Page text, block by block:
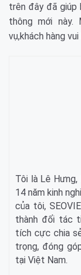
trên đây đã giúp
thông mới
vụ,khách hàng
Tôi là Lê Hưng,
14 năm kinh
của tôi,
thành đối tác
tích cực chia
trọng, đóng
tại Việt Nam.